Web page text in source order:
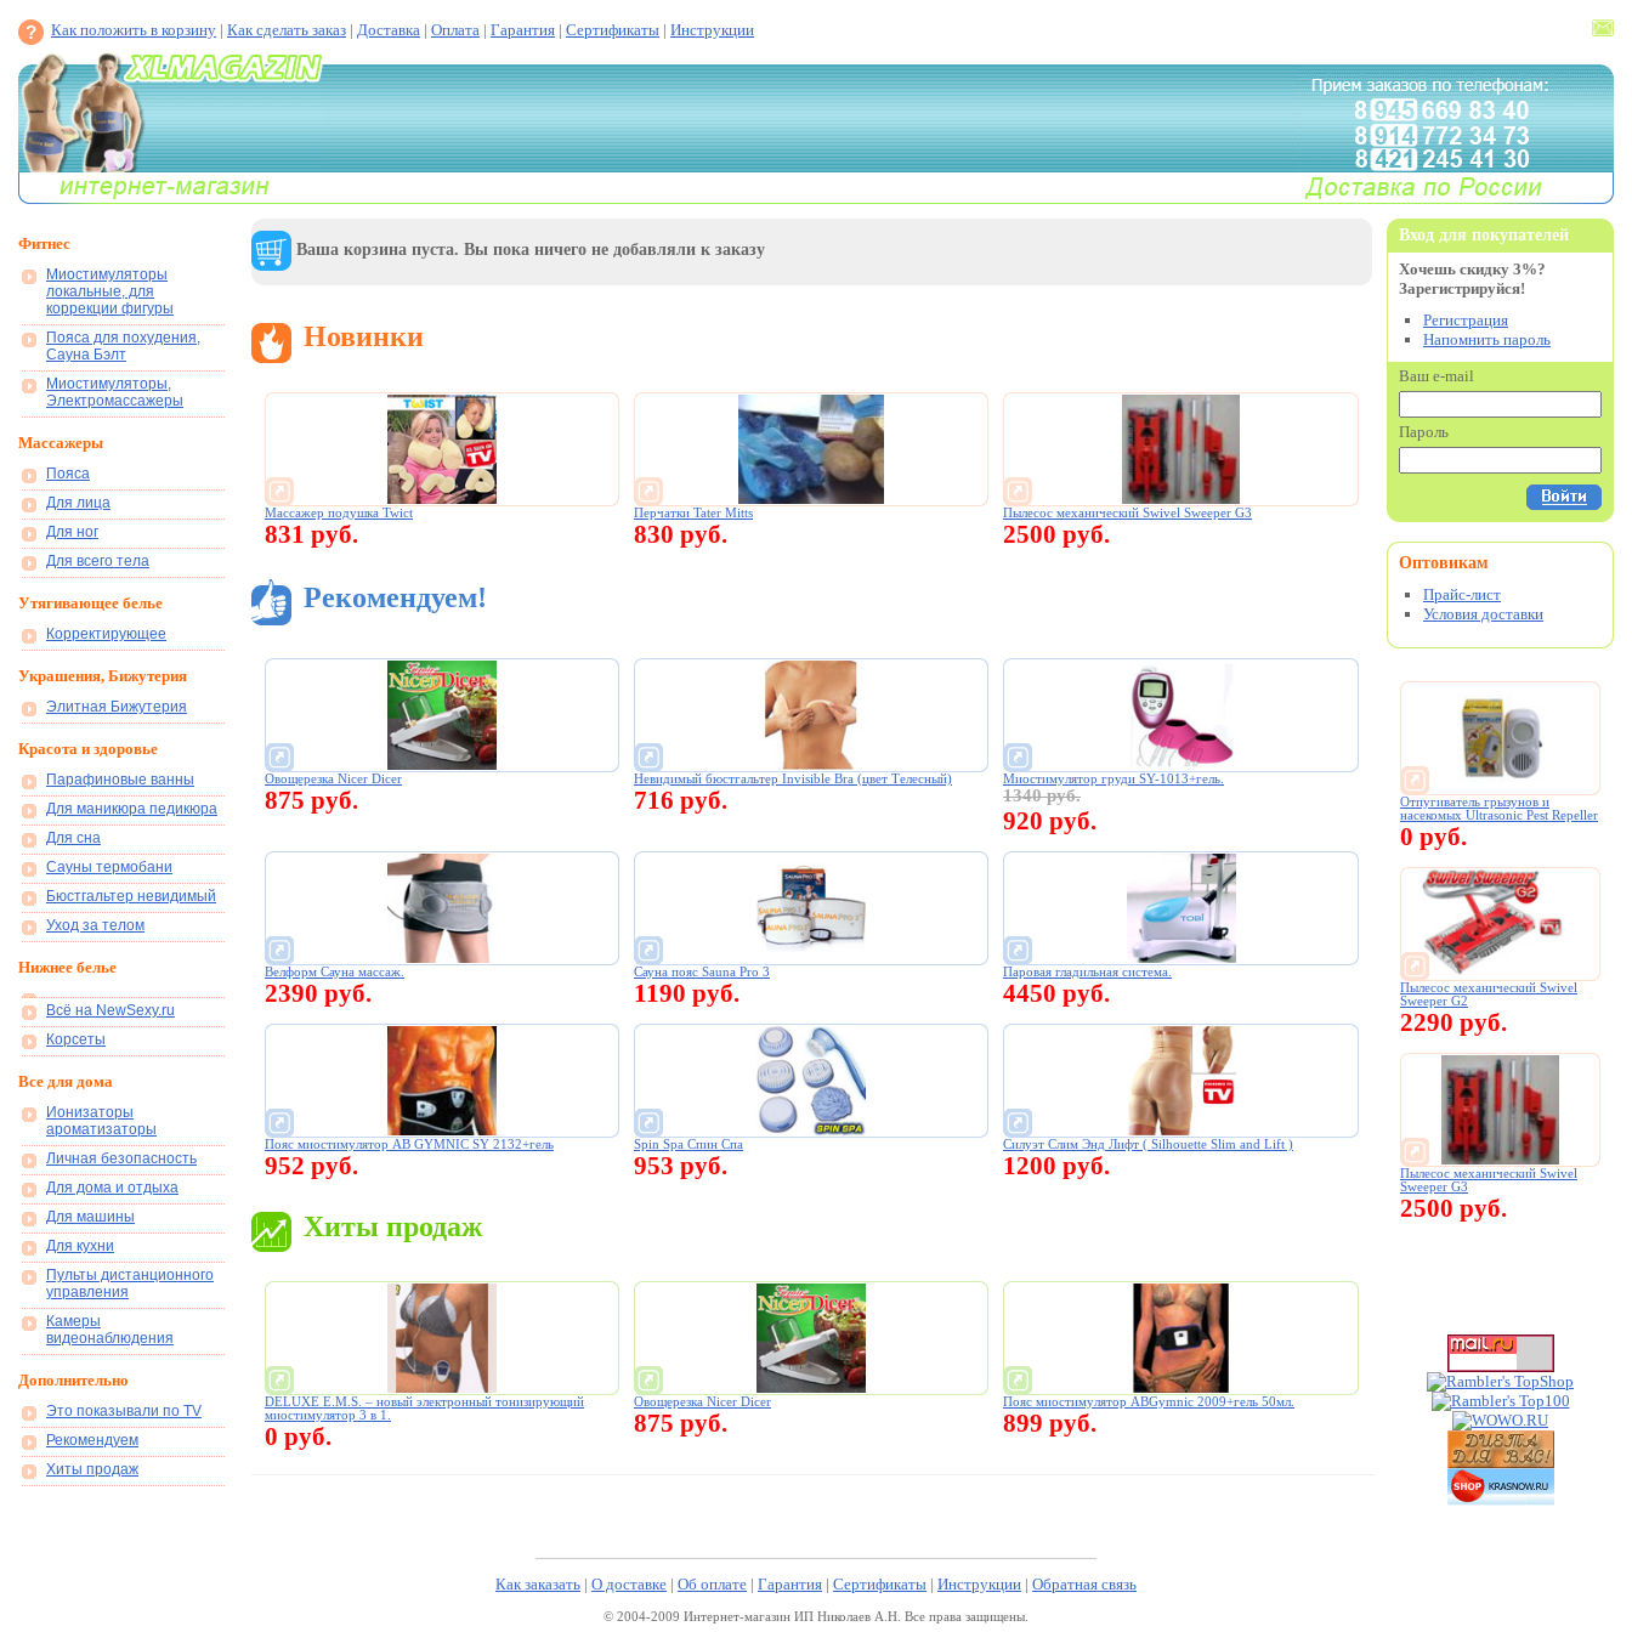
Как положить в корзину | Как сделать заказ | Доставка | Оплата | Гарантия | Сертификаты | Инструкции
Фитнес
Миостимуляторы
локальные, для
коррекции фигуры
Пояса для похудения,
Сауна Бэлт
Миостимуляторы,
Электромассажеры
Массажеры
Пояса
Для лица
Для ног
Для всего тела
Утягивающее белье
Корректирующее
Украшения, Бижутерия
Элитная Бижутерия
Красота и здоровье
Парафиновые ванны
Для маникюра педикюра
Для сна
Сауны термобани
Бюстгальтер невидимый
Уход за телом
Нижнее белье
Всё на NewSexy.ru
Корсеты
Все для дома
Ионизаторы
ароматизаторы
Личная безопасность
Для дома и отдыха
Для машины
Для кухни
Пульты дистанционного
управления
Камеры
видеонаблюдения
Дополнительно
Это показывали по TV
Рекомендуем
Хиты продаж
Ваша корзина пуста. Вы пока ничего не добавляли к заказу
Новинки
Массажер подушка Twict
831 руб.
Перчатки Tater Mitts
830 руб.
Пылесос механический Swivel Sweeper G3
2500 руб.
Рекомендуем!
Овощерезка Nicer Dicer
875 руб.
Невидимый бюстгальтер Invisible Bra (цвет Телесный)
716 руб.
Миостимулятор груди SY-1013+гель.
1340 руб.
920 руб.
Велформ Сауна массаж.
2390 руб.
Сауна пояс Sauna Pro 3
1190 руб.
Паровая гладильная система.
4450 руб.
Пояс миостимулятор AB GYMNIC SY 2132+гель
952 руб.
Spin Spa Спин Спа
953 руб.
Силуэт Слим Энд Лифт ( Silhouette Slim and Lift )
1200 руб.
Хиты продаж
DELUXE E.M.S. – новый электронный тонизирующий
миостимулятор 3 в 1.
0 руб.
Овощерезка Nicer Dicer
875 руб.
Пояс миостимулятор ABGymnic 2009+гель 50мл.
899 руб.
Вход для покупателей
Хочешь скидку 3%?
Зарегистрируйся!
Регистрация
Напомнить пароль
Ваш e-mail
Пароль
Оптовикам
Прайс-лист
Условия доставки
Отпугиватель грызунов и
насекомых Ultrasonic Pest Repeller
0 руб.
Пылесос механический Swivel
Sweeper G2
2290 руб.
Пылесос механический Swivel
Sweeper G3
2500 руб.
Как заказать | О доставке | Об оплате | Гарантия | Сертификаты | Инструкции | Обратная связь
© 2004-2009 Интернет-магазин ИП Николаев А.Н. Все права защищены.